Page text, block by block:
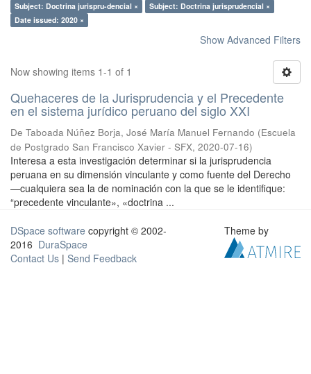
Subject: Doctrina jurispru-dencial ×
Subject: Doctrina jurisprudencial ×
Date issued: 2020 ×
Show Advanced Filters
Now showing items 1-1 of 1
Quehaceres de la Jurisprudencia y el Precedente
en el sistema jurídico peruano del siglo XXI
De Taboada Núñez Borja, José María Manuel Fernando (Escuela
de Postgrado San Francisco Xavier - SFX, 2020-07-16)
Interesa a esta investigación determinar si la jurisprudencia
peruana en su dimensión vinculante y como fuente del Derecho
—cualquiera sea la de nominación con la que se le identifique:
“precedente vinculante», «doctrina ...
DSpace software copyright © 2002-
2016 DuraSpace
Contact Us | Send Feedback
Theme by